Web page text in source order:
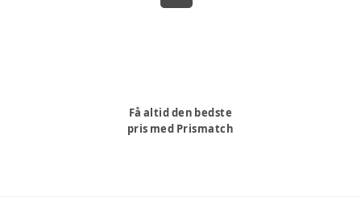
Få altid den bedste
pris med Prismatch